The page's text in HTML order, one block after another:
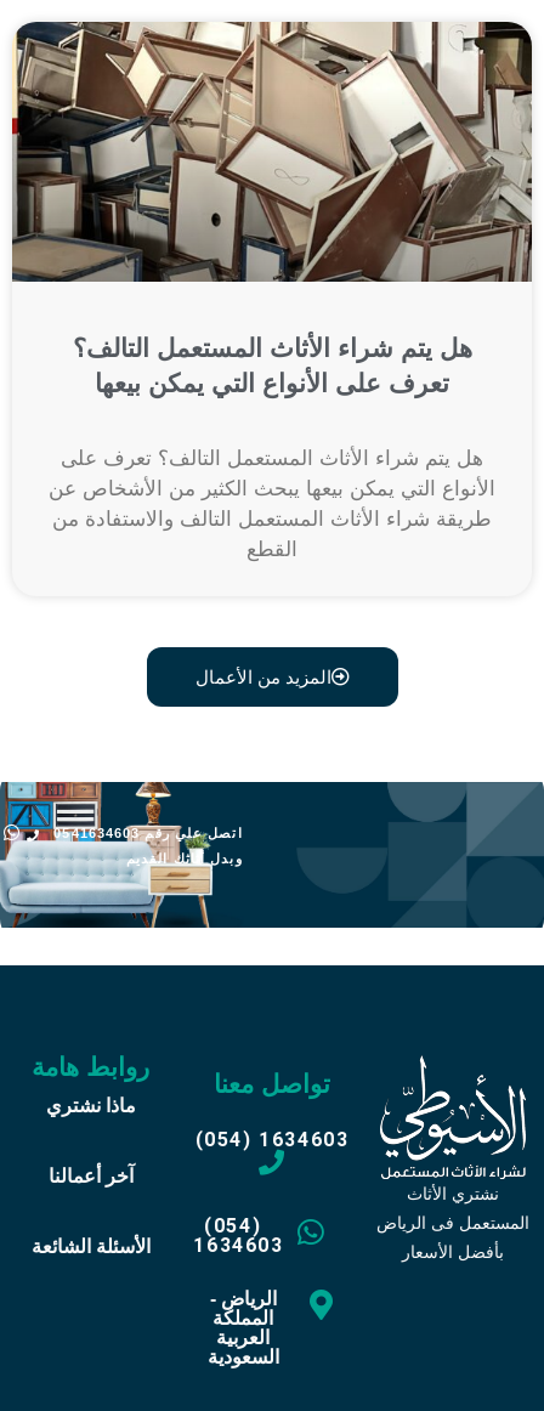
هل يتم شراء الأثاث المستعمل التالف؟
تعرف على الأنواع التي يمكن بيعها
هل يتم شراء الأثاث المستعمل التالف؟ تعرف على
الأنواع التي يمكن بيعها يبحث الكثير من الأشخاص عن
طريقة شراء الأثاث المستعمل التالف والاستفادة من
القطع
المزيد من الأعمال
اتصل علي رقم 0541634603
وبدل أثاثك القديم
روابط هامة
ماذا نشتري
آخر أعمالنا
الأسئلة الشائعة
تواصل معنا
(054) 1634603
(054)
1634603
الرياض -
المملكة
العربية
السعودية
نشتري الأثاث
المستعمل فى الرياض
بأفضل الأسعار